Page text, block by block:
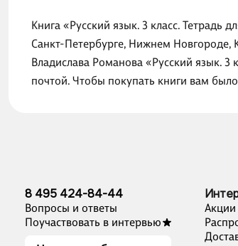
Книга «Русский язык. 3 класс. Тетрадь
Санкт-Петербурге, Нижнем Новгороде,
Владислава Романова «Русский язык. 3
почтой. Чтобы покупать книги вам
8 495 424-84-44
Вопросы и ответы
Поучаствовать в интервью
Акции